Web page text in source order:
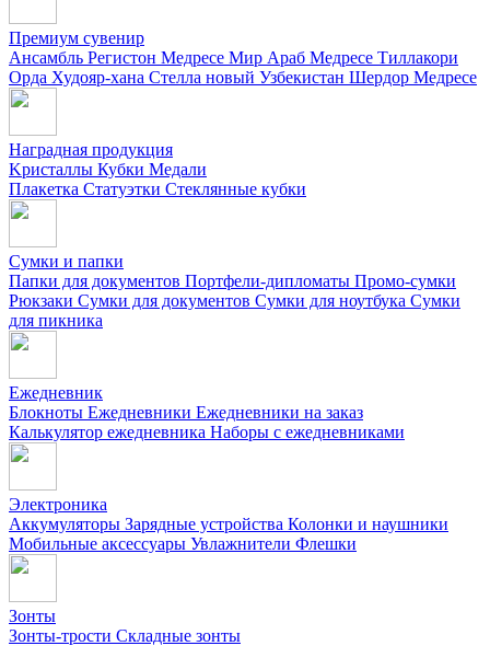
Премиум сувенир
Ансамбль Регистон Медресе Мир Араб Медресе Тиллакори
Орда Худояр-хана Стелла новый Узбекистан Шердор Медресе
Наградная продукция
Kристаллы Кубки Медали
Плакетка Статуэтки Стеклянные кубки
Сумки и папки
Папки для документов Портфели-дипломаты Промо-сумки
Рюкзаки Сумки для документов Сумки для ноутбука Сумки
для пикника
Ежедневник
Блокноты Ежедневники Ежедневники на заказ
Калькулятор ежедневника Наборы с ежедневниками
Электроника
Аккумуляторы Зарядные устройства Колонки и наушники
Мобильные аксессуары Увлажнители Флешки
Зонты
Зонты-трости Складные зонты